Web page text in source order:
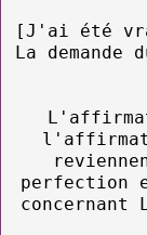
[J'ai été
La demande
perfection